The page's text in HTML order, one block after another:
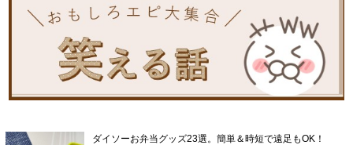
ダイソーお弁当グッズ23選。簡単＆時短で遠足もOK！